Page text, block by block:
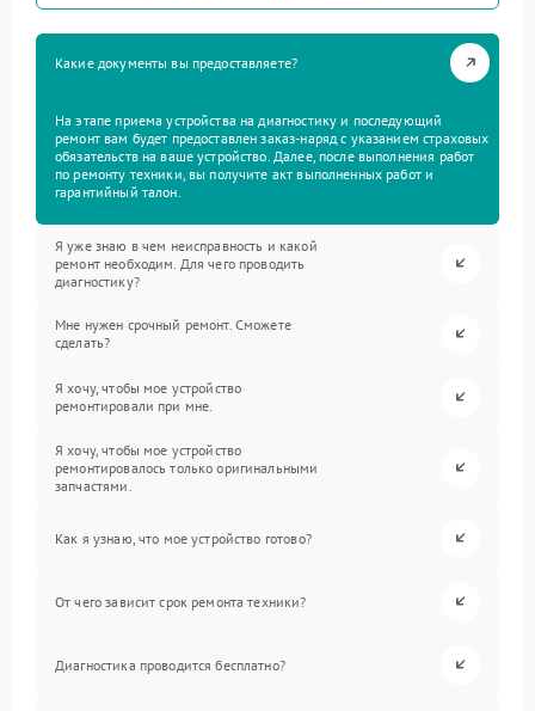
Какие документы вы предоставляете?
На этапе приема устройства на диагностику и последующий
ремонт вам будет предоставлен заказ-наряд с указанием страховых
обязательств на ваше устройство. Далее, после выполнения работ
по ремонту техники, вы получите акт выполненных работ и
гарантийный талон.
Я уже знаю в чем неисправность и какой
ремонт необходим. Для чего проводить
диагностику?
Мне нужен срочный ремонт. Сможете
сделать?
Я хочу, чтобы мое устройство
ремонтировали при мне.
Я хочу, чтобы мое устройство
ремонтировалось только оригинальными
запчастями.
Как я узнаю, что мое устройство готово?
От чего зависит срок ремонта техники?
Диагностика проводится бесплатно?